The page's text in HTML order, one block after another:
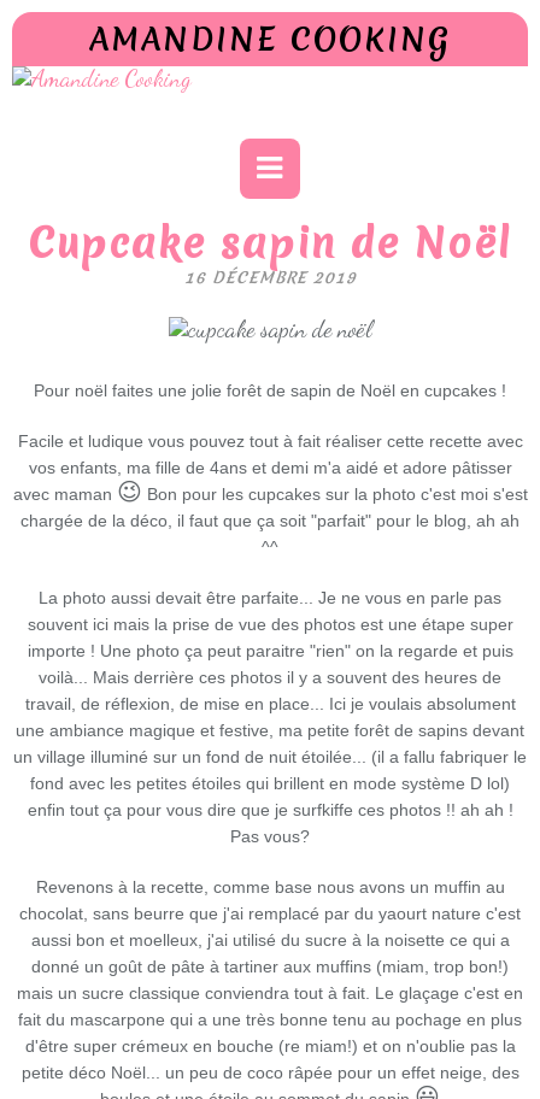
AMANDINE COOKING
Cupcake sapin de Noël
16 DÉCEMBRE 2019
Pour noël faites une jolie forêt de sapin de Noël en cupcakes !
Facile et ludique vous pouvez tout à fait réaliser cette recette avec
vos enfants, ma fille de 4ans et demi m'a aidé et adore pâtisser
avec maman 😉 Bon pour les cupcakes sur la photo c'est moi s'est
chargée de la déco, il faut que ça soit "parfait" pour le blog, ah ah
^^
La photo aussi devait être parfaite... Je ne vous en parle pas
souvent ici mais la prise de vue des photos est une étape super
importe ! Une photo ça peut paraitre "rien" on la regarde et puis
voilà... Mais derrière ces photos il y a souvent des heures de
travail, de réflexion, de mise en place... Ici je voulais absolument
une ambiance magique et festive, ma petite forêt de sapins devant
un village illuminé sur un fond de nuit étoilée... (il a fallu fabriquer le
fond avec les petites étoiles qui brillent en mode système D lol)
enfin tout ça pour vous dire que je surfkiffe ces photos !! ah ah !
Pas vous?
Revenons à la recette, comme base nous avons un muffin au
chocolat, sans beurre que j'ai remplacé par du yaourt nature c'est
aussi bon et moelleux, j'ai utilisé du sucre à la noisette ce qui a
donné un goût de pâte à tartiner aux muffins (miam, trop bon!)
mais un sucre classique conviendra tout à fait. Le glaçage c'est en
fait du mascarpone qui a une très bonne tenu au pochage en plus
d'être super crémeux en bouche (re miam!) et on n'oublie pas la
petite déco Noël... un peu de coco râpée pour un effet neige, des